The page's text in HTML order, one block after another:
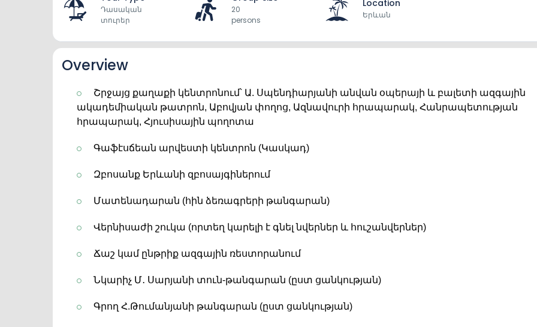
Դասական
տուրեր
20
persons
Location
Երևան
Overview
Շրջայց քաղաքի կենտրոնում՝ Ա. Սպենդիարյանի անվան օպերայի և բալետի ազգային
ակադեմիական թատրոն, Աբովյան փողոց, Ազնավուրի հրապարակ, Հանրապետության
հրապարակ, Հյուսիսային պողոտա
Գաֆէսճեան արվեստի կենտրոն (Կասկադ)
Զբոսանք Երևանի զբոսայգիներում
Մատենադարան (հին ձեռագրերի թանգարան)
Վերնիսաժի շուկա (որտեղ կարելի է գնել նվերներ և հուշանվերներ)
Ճաշ կամ ընթրիք ազգային ռեստորանում
Նկարիչ Մ․ Սարյանի տուն-թանգարան (ըստ ցանկության)
Գրող Հ.Թումանյանի թանգարան (ըստ ցանկության)